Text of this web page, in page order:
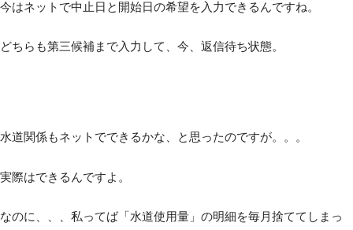
今はネットで中止日と開始日の希望を入力できるんですね。
どちらも第三候補まで入力して、今、返信待ち状態。
水道関係もネットでできるかな、と思ったのですが。。。
実際はできるんですよ。
なのに、、、私ってば「水道使用量」の明細を毎月捨ててしまっ